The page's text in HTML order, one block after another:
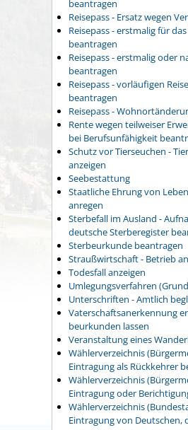
beantragen
Reisepass - Ersatz wegen
Reisepass - erstmalig für
beantragen
Reisepass - erstmalig oder
beantragen
Reisepass - vorläufigen
beantragen
Reisepass -
Rente wegen teilweiser
bei Berufsunfähigkeit
Schutz vor Tierseuchen -
anzeigen
Seebestattung
Staatliche Ehrung von
anregen
Sterbefall im Ausland -
deutsche Sterberegister
Sterbeurkunde beantragen
Straußwirtschaft - Betrieb
Todesfall anzeigen
Umlegungsverfahren
Unterschriften - Amtlich
Vaterschaftsanerkennung
beurkunden lassen
Veranstaltung eines
Wählerverzeichnis
Eintragung als Rückkehrer
Wählerverzeichnis
Eintragung oder
Wählerverzeichnis
Eintragung von Deutschen,